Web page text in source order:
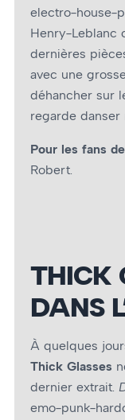
electro-house-
Henry-Leblanc
dernières
avec une
déhancher sur
regarde danser
Pour les fans de
Robert.
THICK
DANS
À quelques
Thick Glasses
dernier extrait.
emo-punk-